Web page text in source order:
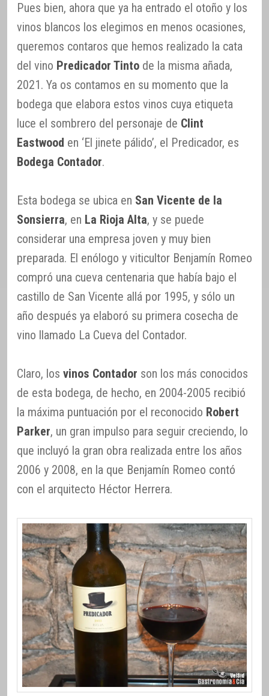
Pues bien, ahora que ya ha entrado el otoño y los
vinos blancos los elegimos en menos ocasiones,
queremos contaros que hemos realizado la cata
del vino Predicador Tinto de la misma añada,
2021. Ya os contamos en su momento que la
bodega que elabora estos vinos cuya etiqueta
luce el sombrero del personaje de Clint
Eastwood en ‘El jinete pálido’, el Predicador, es
Bodega Contador.
Esta bodega se ubica en San Vicente de la
Sonsierra, en La Rioja Alta, y se puede
considerar una empresa joven y muy bien
preparada. El enólogo y viticultor Benjamín Romeo
compró una cueva centenaria que había bajo el
castillo de San Vicente allá por 1995, y sólo un
año después ya elaboró su primera cosecha de
vino llamado La Cueva del Contador.
Claro, los vinos Contador son los más conocidos
de esta bodega, de hecho, en 2004-2005 recibió
la máxima puntuación por el reconocido Robert
Parker, un gran impulso para seguir creciendo, lo
que incluyó la gran obra realizada entre los años
2006 y 2008, en la que Benjamín Romeo contó
con el arquitecto Héctor Herrera.